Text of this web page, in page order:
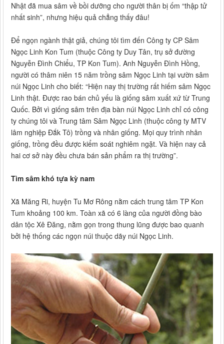
Nhật đã mua sâm về bồi dưỡng cho người thân bị ốm “thập tử
nhất sinh”, nhưng hiệu quả chẳng thấy đâu!
Để ngọn ngành thật giả, chúng tôi tìm đến Công ty CP Sâm
Ngọc Linh Kon Tum (thuộc Công ty Duy Tân, trụ sở đường
Nguyễn Đình Chiểu, TP Kon Tum). Anh Nguyễn Đình Hồng,
người có thâm niên 15 năm trồng sâm Ngọc Linh tại vườn sâm
núi Ngọc Linh cho biết: “Hiện nay thị trường rất hiếm sâm Ngọc
Linh thật. Được rao bán chủ yếu là giống sâm xuất xứ từ Trung
Quốc. Bởi vì giống sâm trên địa bàn núi Ngọc Linh chỉ có công
ty chúng tôi và Trung tâm Sâm Ngọc Linh (thuộc công ty MTV
lâm nghiệp Đắk Tô) trồng và nhân giống. Mọi quy trình nhân
giống, trồng đều được kiểm soát nghiêm ngặt. Và hiện nay cả
hai cơ sở này đều chưa bán sản phẩm ra thị trường”.
Tìm sâm khó tựa kỳ nam
Xã Măng Ri, huyện Tu Mơ Rông nằm cách trung tâm TP Kon
Tum khoảng 100 km. Toàn xã có 6 làng của người đồng bào
dân tộc Xê Đăng, nằm gọn trong thung lũng được bao quanh
bởi hệ thống các ngọn núi thuộc dãy núi Ngọc Linh.